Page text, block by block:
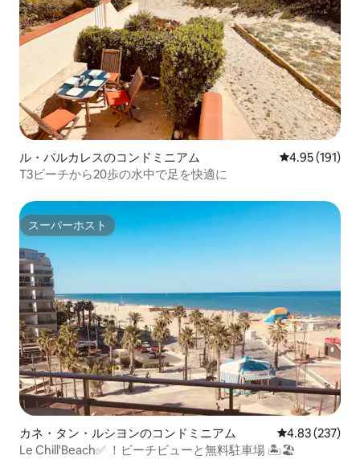
ル・バルカレスのコンドミニアム レビュー191
4.95 (191)
T3ビーチから20歩の水中で足を快適に
スーパーホスト
スーパーホスト
カネ・タン・ルシヨンのコンドミニアム レビュー237
4.83 (237)
Le Chill'Beach✅ ！ビーチビューと無料駐車場 🏝🏖